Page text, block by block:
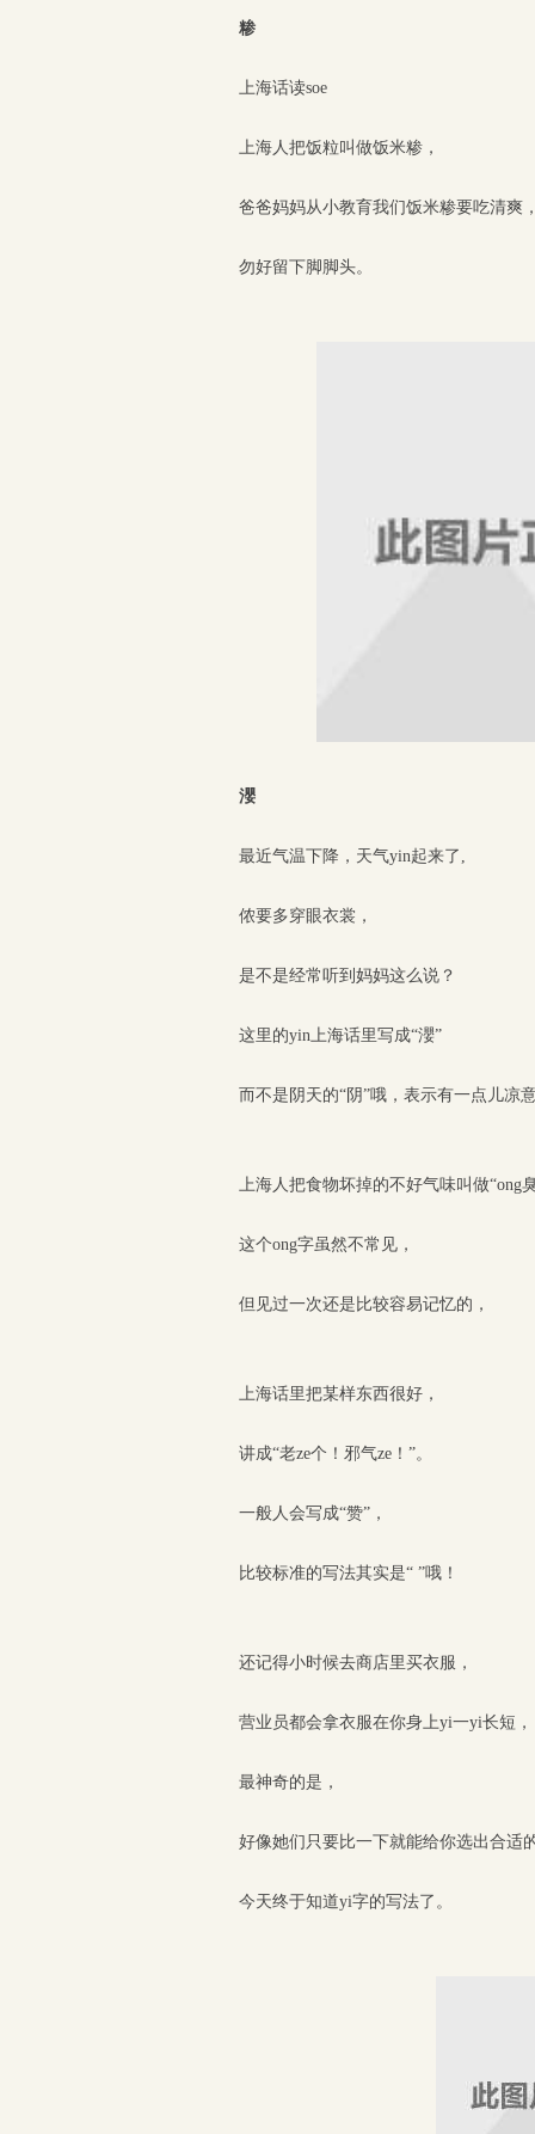
糁
上海话读soe
上海人把饭粒叫做饭米糁，
爸爸妈妈从小教育我们饭米糁要吃清爽
勿好留下脚脚头。
瀴
最近气温下降，天气yin起来了,
侬要多穿眼衣裳，
是不是经常听到妈妈这么说？
这里的yin上海话里写成“瀴”
而不是阴天的“阴”哦，表示有一点儿凉
上海人把食物坏掉的不好气味叫做“ong
这个ong字虽然不常见，
但见过一次还是比较容易记忆的，
上海话里把某样东西很好，
讲成“老ze个！邪气ze！”。
一般人会写成“赞”，
比较标准的写法其实是“ ”哦！
还记得小时候去商店里买衣服，
营业员都会拿衣服在你身上yi一yi长短，
最神奇的是，
好像她们只要比一下就能给你选出合适
今天终于知道yi字的写法了。